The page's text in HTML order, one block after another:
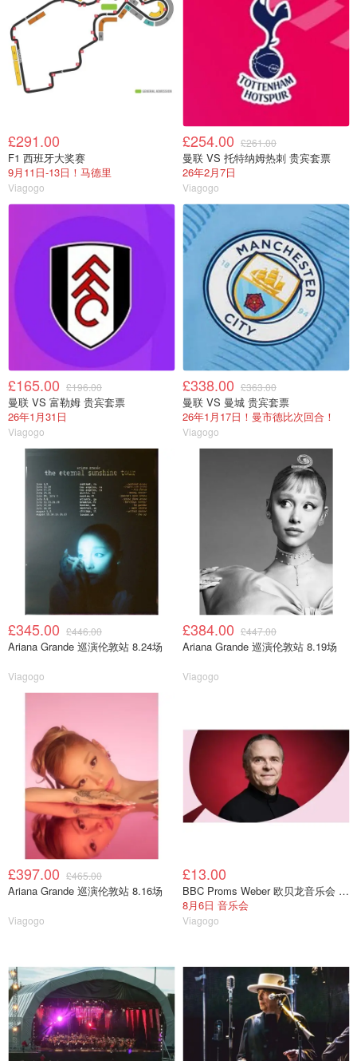
£291.00
F1 西班牙大奖赛
9月11日-13日！马德里
Viagogo
£254.00 £261.00
曼联 VS 托特纳姆热刺 贵宾套票
26年2月7日
Viagogo
£165.00 £196.00
曼联 VS 富勒姆 贵宾套票
26年1月31日
Viagogo
£338.00 £363.00
曼联 VS 曼城 贵宾套票
26年1月17日！曼市德比次回合！
Viagogo
£345.00 £446.00
Ariana Grande 巡演伦敦站 8.24场
Viagogo
£384.00 £447.00
Ariana Grande 巡演伦敦站 8.19场
Viagogo
£397.00 £465.00
Ariana Grande 巡演伦敦站 8.16场
Viagogo
£13.00
BBC Proms Weber 欧贝龙音乐会 门票
8月6日 音乐会
Viagogo